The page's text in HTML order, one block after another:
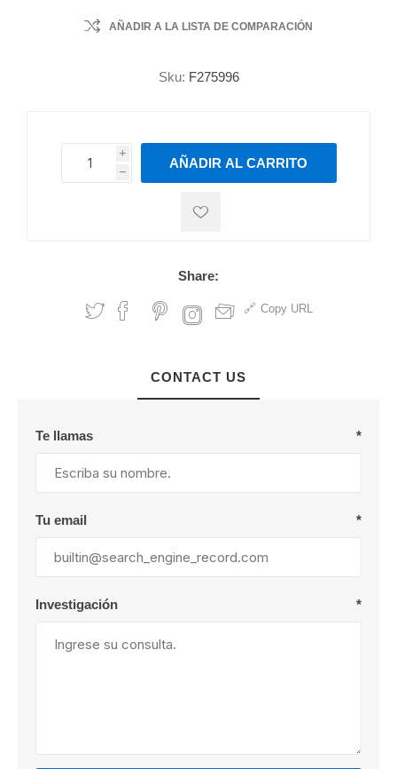
AÑADIR A LA LISTA DE COMPARACIÓN
Sku: F275996
i
h
h
AÑADIR AL CARRITO
Share:
Copy URL
CONTACT US
Te llamas *
Tu email *
Investigación *